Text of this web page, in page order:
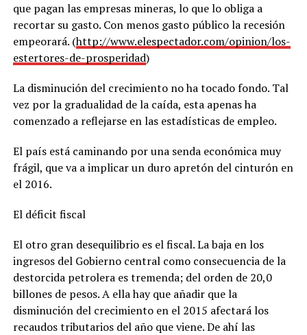
que pagan las empresas mineras, lo que lo obliga a
recortar su gasto. Con menos gasto público la recesión
empeorará. (http://www.elespectador.com/opinion/los-
estertores-de-prosperidad)
La disminución del crecimiento no ha tocado fondo. Tal
vez por la gradualidad de la caída, esta apenas ha
comenzado a reflejarse en las estadísticas de empleo.
El país está caminando por una senda económica muy
frágil, que va a implicar un duro apretón del cinturón en
el 2016.
El déficit fiscal
El otro gran desequilibrio es el fiscal. La baja en los
ingresos del Gobierno central como consecuencia de la
destorcida petrolera es tremenda; del orden de 20,0
billones de pesos. A ella hay que añadir que la
disminución del crecimiento en el 2015 afectará los
recaudos tributarios del año que viene. De ahí las